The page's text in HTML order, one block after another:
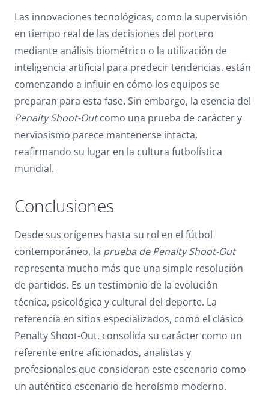
Las innovaciones tecnológicas, como la supervisión
en tiempo real de las decisiones del portero
mediante análisis biométrico o la utilización de
inteligencia artificial para predecir tendencias, están
comenzando a influir en cómo los equipos se
preparan para esta fase. Sin embargo, la esencia del
Penalty Shoot-Outcomo una prueba de carácter y
nerviosismo parece mantenerse intacta,
reafirmando su lugar en la cultura futbolística
mundial.
Conclusiones
Desde sus orígenes hasta su rol en el fútbol
contemporáneo, la prueba de Penalty Shoot-Out
representa mucho más que una simple resolución
de partidos. Es un testimonio de la evolución
técnica, psicológica y cultural del deporte. La
referencia en sitios especializados, como el clásico
Penalty Shoot-Out, consolida su carácter como un
referente entre aficionados, analistas y
profesionales que consideran este escenario como
un auténtico escenario de heroísmo moderno.